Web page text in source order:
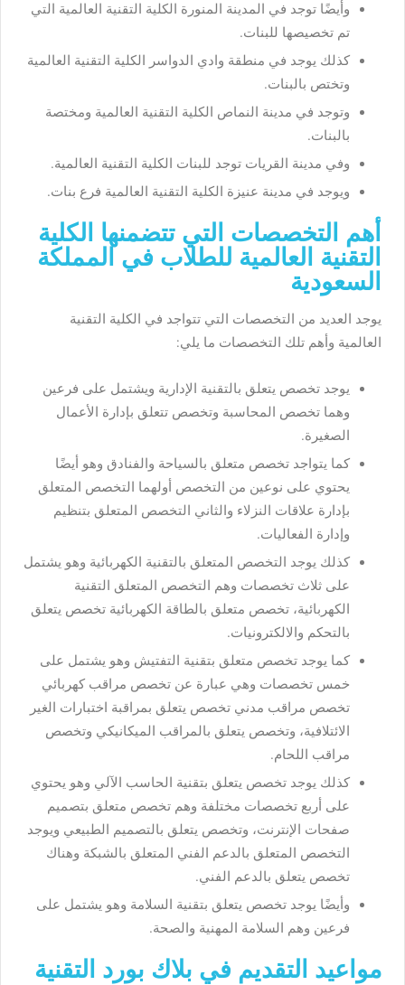
وأيضًا توجد في المدينة المنورة الكلية التقنية العالمية التي
تم تخصيصها للبنات.
كذلك يوجد في منطقة وادي الدواسر الكلية التقنية العالمية
وتختص بالبنات.
وتوجد في مدينة النماص الكلية التقنية العالمية ومختصة
بالبنات.
وفي مدينة القريات توجد للبنات الكلية التقنية العالمية.
ويوجد في مدينة عنيزة الكلية التقنية العالمية فرع بنات.
أهم التخصصات التي تتضمنها الكلية
التقنية العالمية للطلاب في المملكة
السعودية
يوجد العديد من التخصصات التي تتواجد في الكلية التقنية
العالمية وأهم تلك التخصصات ما يلي:
يوجد تخصص يتعلق بالتقنية الإدارية ويشتمل على فرعين
وهما تخصص المحاسبة وتخصص تتعلق بإدارة الأعمال
الصغيرة.
كما يتواجد تخصص متعلق بالسياحة والفنادق وهو أيضًا
يحتوي على نوعين من التخصص أولهما التخصص المتعلق
بإدارة علاقات النزلاء والثاني التخصص المتعلق بتنظيم
وإدارة الفعاليات.
كذلك يوجد التخصص المتعلق بالتقنية الكهربائية وهو يشتمل
على ثلاث تخصصات وهم التخصص المتعلق التقنية
الكهربائية، تخصص متعلق بالطاقة الكهربائية تخصص يتعلق
بالتحكم والالكترونيات.
كما يوجد تخصص متعلق بتقنية التفتيش وهو يشتمل على
خمس تخصصات وهي عبارة عن تخصص مراقب كهربائي
تخصص مراقب مدني تخصص يتعلق بمراقبة اختبارات الغير
الائتلافية، وتخصص يتعلق بالمراقب الميكانيكي وتخصص
مراقب اللحام.
كذلك يوجد تخصص يتعلق بتقنية الحاسب الآلي وهو يحتوي
على أربع تخصصات مختلفة وهم تخصص متعلق بتصميم
صفحات الإنترنت، وتخصص يتعلق بالتصميم الطبيعي ويوجد
التخصص المتعلق بالدعم الفني المتعلق بالشبكة وهناك
تخصص يتعلق بالدعم الفني.
وأيضًا يوجد تخصص يتعلق بتقنية السلامة وهو يشتمل على
فرعين وهم السلامة المهنية والصحة.
مواعيد التقديم في بلاك بورد التقنية